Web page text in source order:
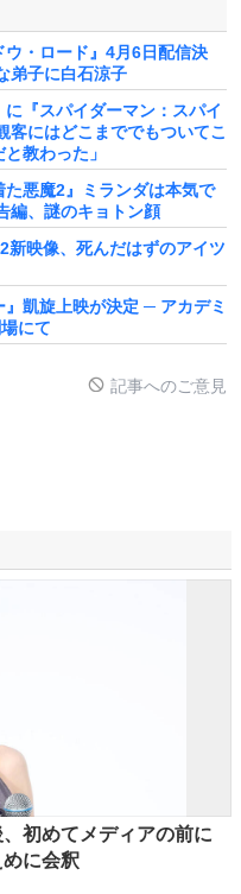
・ロード』4月6日配信決
弟子に白石涼子
に『スパイダーマン：スパイ
にはどこまででもついてこ
教わった」
悪魔2』ミランダは本気で
編、謎のキョトン顔
新映像、死んだはずのアイツ
』凱旋上映が決定 ─ アカデミ
にて
記事へのご意見
初めてメディアの前に
めに会釈